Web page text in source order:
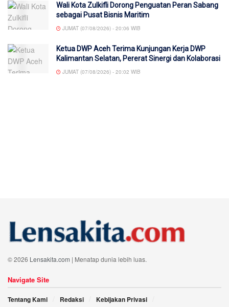
Wali Kota Zulkifli Dorong Penguatan Peran Sabang
sebagai Pusat Bisnis Maritim
JUMAT (07/08/2026) - 20:06 WIB
Ketua DWP Aceh Terima Kunjungan Kerja DWP
Kalimantan Selatan, Pererat Sinergi dan Kolaborasi
JUMAT (07/08/2026) - 20:02 WIB
© 2026 Lensakita.com | Menatap dunia lebih luas.
Navigate Site
Tentang Kami Redaksi
Kebijakan Privasi